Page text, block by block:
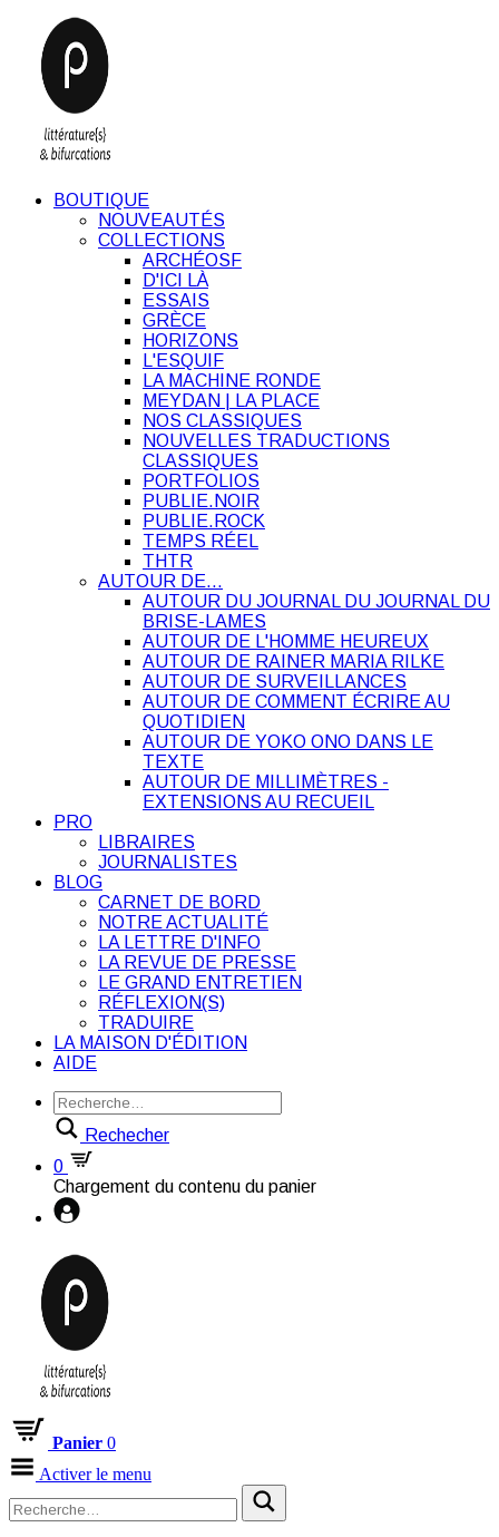
BOUTIQUE
NOUVEAUTÉS
COLLECTIONS
ARCHÉOSF
D'ICI LÀ
ESSAIS
GRÈCE
HORIZONS
L'ESQUIF
LA MACHINE RONDE
MEYDAN | LA PLACE
NOS CLASSIQUES
NOUVELLES TRADUCTIONS
CLASSIQUES
PORTFOLIOS
PUBLIE.NOIR
PUBLIE.ROCK
TEMPS RÉEL
THTR
AUTOUR DE…
AUTOUR DU JOURNAL DU JOURNAL DU
BRISE-LAMES
AUTOUR DE L'HOMME HEUREUX
AUTOUR DE RAINER MARIA RILKE
AUTOUR DE SURVEILLANCES
AUTOUR DE COMMENT ÉCRIRE AU
QUOTIDIEN
AUTOUR DE YOKO ONO DANS LE
TEXTE
AUTOUR DE MILLIMÈTRES -
EXTENSIONS AU RECUEIL
PRO
LIBRAIRES
JOURNALISTES
BLOG
CARNET DE BORD
NOTRE ACTUALITÉ
LA LETTRE D'INFO
LA REVUE DE PRESSE
LE GRAND ENTRETIEN
RÉFLEXION(S)
TRADUIRE
LA MAISON D'ÉDITION
AIDE
Rechecher
0
Chargement du contenu du panier
Panier 0
Activer le menu